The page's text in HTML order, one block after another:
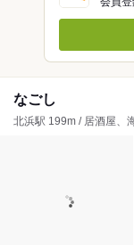
なごし
北浜駅 199m / 居酒屋、